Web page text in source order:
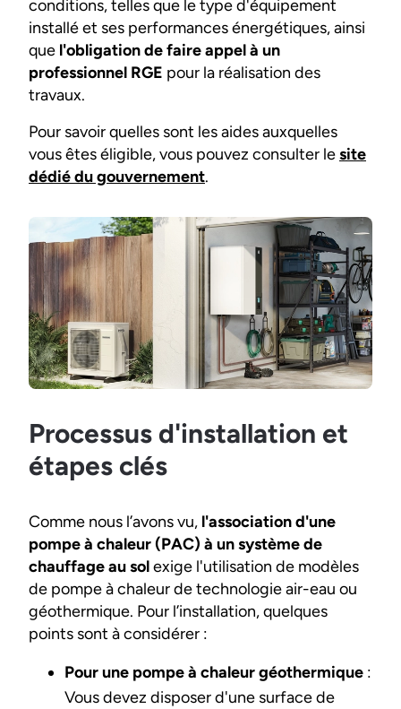
conditions, telles que le type d'équipement
installé et ses performances énergétiques, ainsi
que l'obligation de faire appel à un
professionnel RGE pour la réalisation des
travaux.
Pour savoir quelles sont les aides auxquelles
vous êtes éligible, vous pouvez consulter lesite
dédié du gouvernement.
Processus d'installation et
étapes clés
Comme nous l’avons vu, l'association d'une
pompe à chaleur (PAC) à un système de
chauffage au solexige l'utilisation de modèles
de pompe à chaleur de technologie air-eau ou
géothermique. Pour l’installation, quelques
points sont à considérer :
Pour une pompe à chaleur géothermique :
Vous devez disposer d'une surface de